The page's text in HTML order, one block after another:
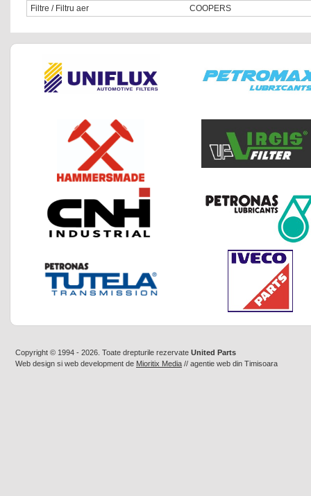
Filtre / Filtru aer COOPERS
Copyright © 1994 - 2026. Toate drepturile rezervate United Parts
Web design si web development de Mioritix Media // agentie web din Timisoara